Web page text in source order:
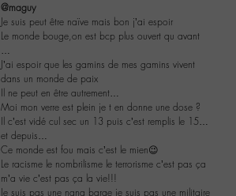
@maguy
Je suis peut être naïve mais bon j’ai espoir
Le monde bouge,on est bcp plus ouvert qu avant
…
J’ai espoir que les gamins de mes gamins vivent
dans un monde de paix
Il ne peut en être autrement…
Moi mon verre est plein je t en donne une dose ?
Il c’est vidé cul sec un 13 puis c’est remplis le 15…
et depuis…
Ce monde est fou mais c’est le mien😉
Le racisme le nombrilisme le terrorisme c’est pas ça
m’a vie c’est pas ça la vie!!!
Je suis pas une nana barge je suis pas une militaire